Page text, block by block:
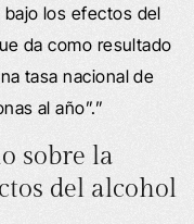
los efectos del
da como resultado
tasa nacional de
al año”.”
sobre la
del alcohol